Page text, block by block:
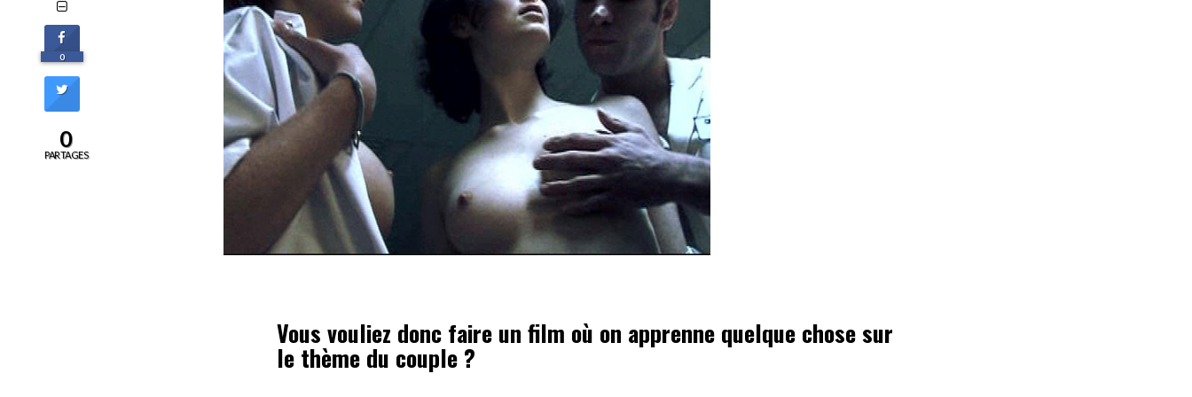
Vous vouliez donc faire un film où on apprenne quelque chose sur
le thème du couple ?
0
0
PARTAGES